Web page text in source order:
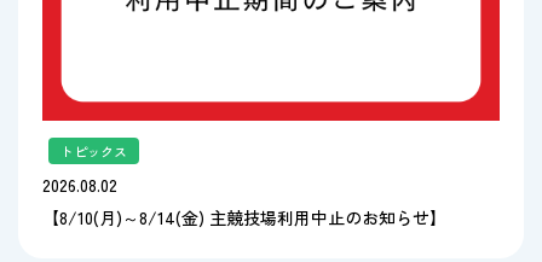
トピックス
2026.08.02
【8/10(月)～8/14(金) 主競技場利用中止のお知らせ】